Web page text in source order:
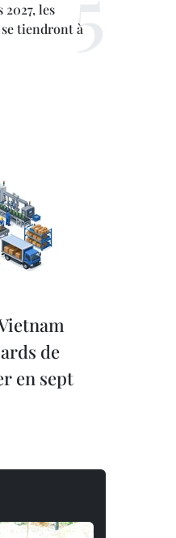
2027, les
tiendront à
de
en sept